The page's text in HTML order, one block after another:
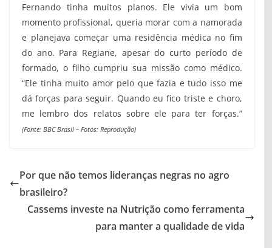
Fernando tinha muitos planos. Ele vivia um bom
momento profissional, queria morar com a namorada
e planejava começar uma residência médica no fim
do ano. Para Regiane, apesar do curto período de
formado, o filho cumpriu sua missão como médico.
“Ele tinha muito amor pelo que fazia e tudo isso me
dá forças para seguir. Quando eu fico triste e choro,
me lembro dos relatos sobre ele para ter forças.”
(Fonte: BBC Brasil – Fotos: Reprodução)
Por que não temos lideranças negras no agro
brasileiro?
Cassems investe na Nutrição como ferramenta
para manter a qualidade de vida